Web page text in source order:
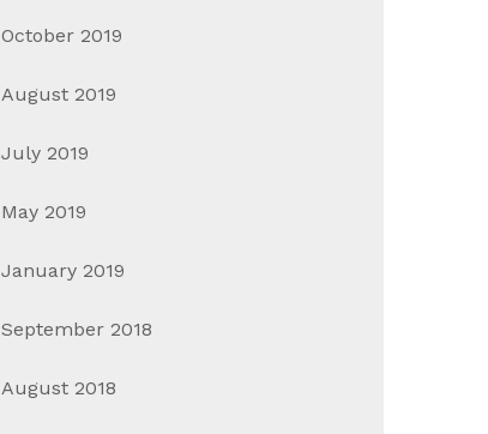
October 2019
August 2019
July 2019
May 2019
January 2019
September 2018
August 2018